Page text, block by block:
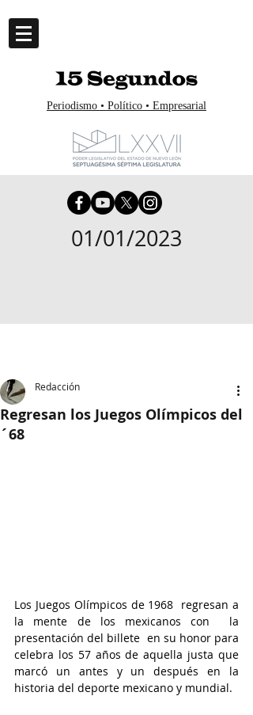
Periodismo • Político • Empresarial
01/01/2023
Regresan los Juegos Olímpicos del
´68
Redacción
Los Juegos Olímpicos de 1968  regresan a
la mente de los mexicanos con  la
presentación del billete  en su honor para
celebra los 57 años de aquella justa que
marcó un antes y un después en la
historia del deporte mexicano y mundial.